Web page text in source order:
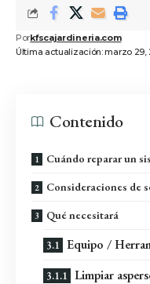
Última actualización: marzo 29,
Porkfscajardineria.com
Contenido
Cuándo reparar un
Consideraciones de
Qué necesitará
Equipo /
Limpiar